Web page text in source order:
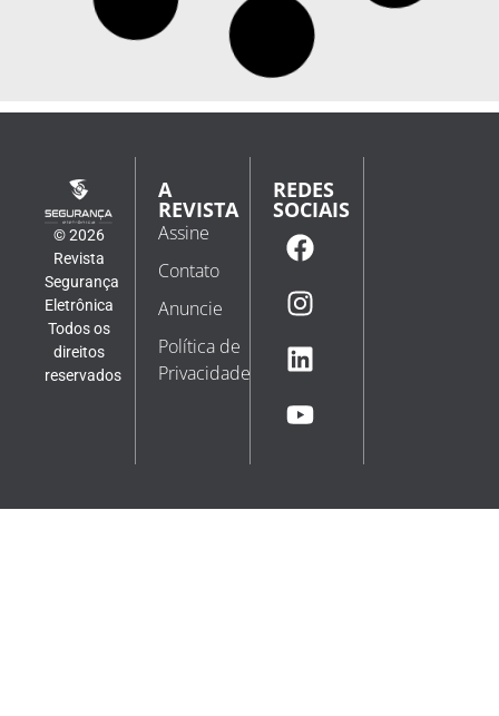
© 2026
Revista
Segurança
Eletrônica
Todos os
direitos
reservados
A
REVISTA
Assine
Contato
Anuncie
Política de
Privacidade
REDES
SOCIAIS